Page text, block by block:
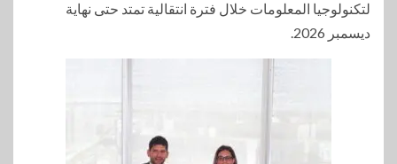
لتكنولوجيا المعلومات خلال فترة انتقالية تمتد حتى نهاية
ديسمبر 2026.